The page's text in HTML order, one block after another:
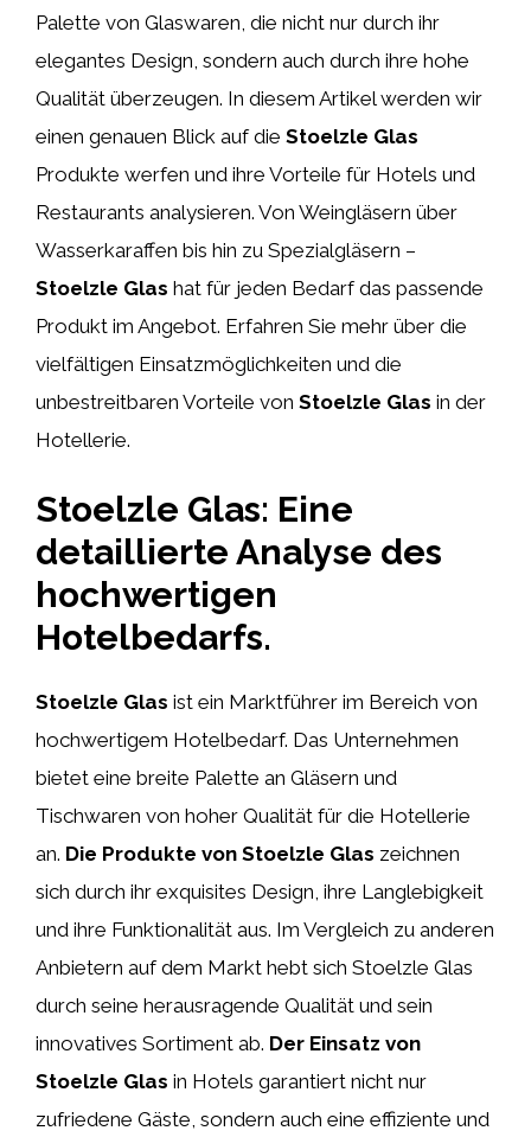
Palette von Glaswaren, die nicht nur durch ihr
elegantes Design, sondern auch durch ihre hohe
Qualität überzeugen. In diesem Artikel werden wir
einen genauen Blick auf die Stoelzle Glas
Produkte werfen und ihre Vorteile für Hotels und
Restaurants analysieren. Von Weingläsern über
Wasserkaraffen bis hin zu Spezialgläsern –
Stoelzle Glas hat für jeden Bedarf das passende
Produkt im Angebot. Erfahren Sie mehr über die
vielfältigen Einsatzmöglichkeiten und die
unbestreitbaren Vorteile von Stoelzle Glas in der
Hotellerie.
Stoelzle Glas: Eine
detaillierte Analyse des
hochwertigen
Hotelbedarfs.
Stoelzle Glas ist ein Marktführer im Bereich von
hochwertigem Hotelbedarf. Das Unternehmen
bietet eine breite Palette an Gläsern und
Tischwaren von hoher Qualität für die Hotellerie
an. Die Produkte von Stoelzle Glas zeichnen
sich durch ihr exquisites Design, ihre Langlebigkeit
und ihre Funktionalität aus. Im Vergleich zu anderen
Anbietern auf dem Markt hebt sich Stoelzle Glas
durch seine herausragende Qualität und sein
innovatives Sortiment ab. Der Einsatz von
Stoelzle Glas in Hotels garantiert nicht nur
zufriedene Gäste, sondern auch eine effiziente und